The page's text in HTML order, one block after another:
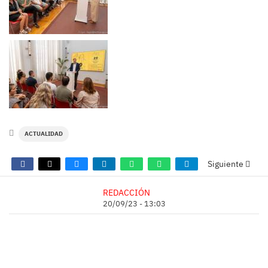
ACTUALIDAD
Siguiente
REDACCIÓN
20/09/23 - 13:03